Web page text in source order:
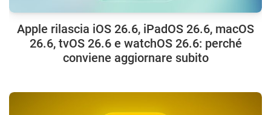
Apple rilascia iOS 26.6, iPadOS 26.6, macOS
26.6, tvOS 26.6 e watchOS 26.6: perché
conviene aggiornare subito